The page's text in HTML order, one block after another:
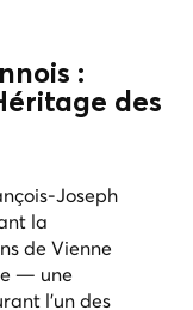
:
des
Joseph
la
de Vienne
— une
l'un des